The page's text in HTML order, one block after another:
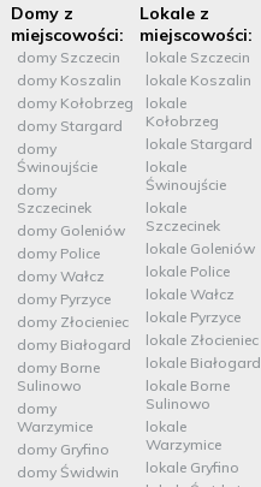
Domy z
miejscowości:
domy Szczecin
domy Koszalin
domy Kołobrzeg
domy Stargard
domy
Świnoujście
domy
Szczecinek
domy Goleniów
domy Police
domy Wałcz
domy Pyrzyce
domy Złocieniec
domy Białogard
domy Borne
Sulinowo
domy
Warzymice
domy Gryfino
domy Świdwin
Lokale z
miejscowości:
lokale Szczecin
lokale Koszalin
lokale
Kołobrzeg
lokale Stargard
lokale
Świnoujście
lokale
Szczecinek
lokale Goleniów
lokale Police
lokale Wałcz
lokale Pyrzyce
lokale Złocieniec
lokale Białogard
lokale Borne
Sulinowo
lokale
Warzymice
lokale Gryfino